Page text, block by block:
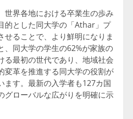
世界各地における卒業生の歩み
的とした同大学の「Athar」プ
せることで、より鮮明になりま
、同大学の学生の62%が家族の
る最初の世代であり、地域社会
変革を推進する同大学の役割が
ます。最新の入学者も127カ国
グローバルな広がりを明確に示